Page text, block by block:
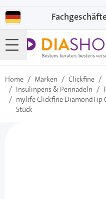
Home / Marken / Clickfine /
/ Insulinpens & Pennadeln /
/ mylife Clickfine DiamondTip
Stück